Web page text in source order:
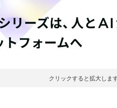
クリックすると拡大しま